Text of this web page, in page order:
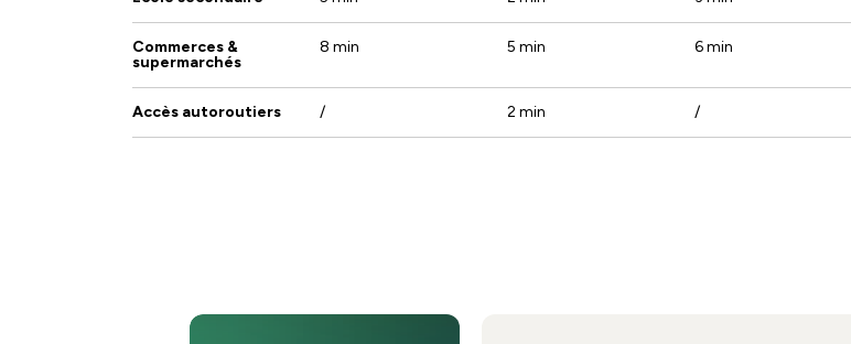
Commerces &
supermarchés
8 min 5 min 6 min
Accès autoroutiers / 2 min /